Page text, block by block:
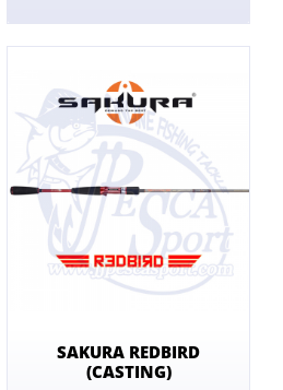
SAKURA REDBIRD
(CASTING)